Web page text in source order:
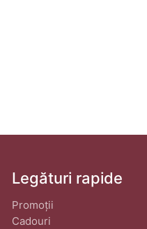
Legături rapide
Promoții
Cadouri